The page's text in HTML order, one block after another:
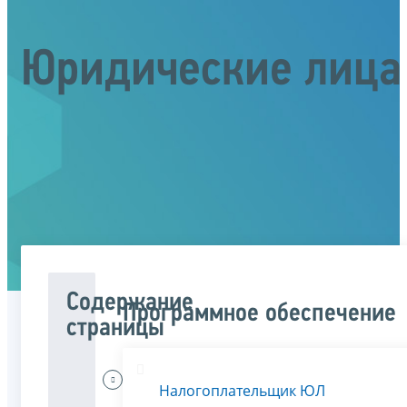
Юридические лица
Содержание
страницы
интересует
Программное обеспечение
Налогоплательщик ЮЛ